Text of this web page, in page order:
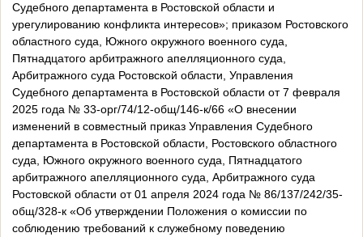
Судебного департамента в Ростовской области и
урегулированию конфликта интересов»; приказом Ростовского
областного суда, Южного окружного военного суда,
Пятнадцатого арбитражного апелляционного суда,
Арбитражного суда Ростовской области, Управления
Судебного департамента в Ростовской области от 7 февраля
2025 года № 33-орг/74/12-общ/146-к/66 «О внесении
изменений в совместный приказ Управления Судебного
департамента в Ростовской области, Ростовского областного
суда, Южного окружного военного суда, Пятнадцатого
арбитражного апелляционного суда, Арбитражного суда
Ростовской области от 01 апреля 2024 года № 86/137/242/35-
общ/328-к «Об утверждении Положения о комиссии по
соблюдению требований к служебному поведению